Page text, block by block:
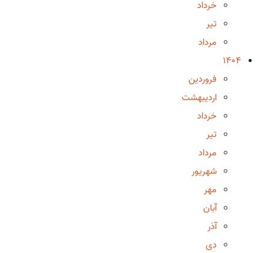
خرداد
تیر
مرداد
1404
فروردین
اردیبهشت
خرداد
تیر
مرداد
شهریور
مهر
آبان
آذر
دی